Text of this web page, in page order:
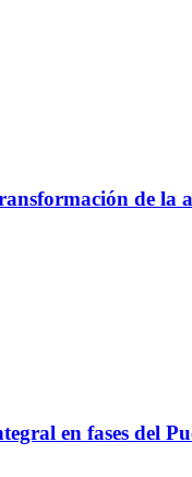
de la
en fases del